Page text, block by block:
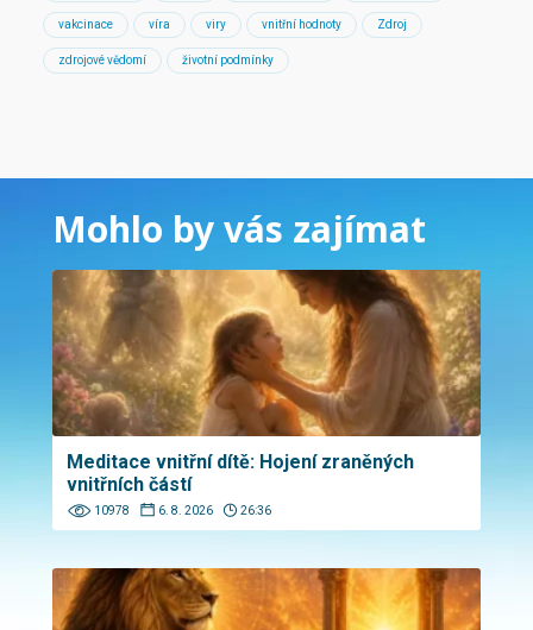
vakcinace víra viry vnitřní hodnoty Zdroj
zdrojové vědomí životní podmínky
Mohlo by vás zajímat
Meditace vnitřní dítě: Hojení zraněných
vnitřních částí
10978 6. 8. 2026 26:36